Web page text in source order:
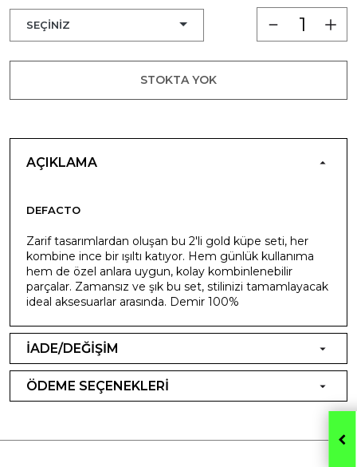
STOKTA YOK
AÇIKLAMA
DEFACTO
Zarif tasarımlardan oluşan bu 2'li gold küpe seti, her
kombine ince bir ışıltı katıyor. Hem günlük kullanıma
hem de özel anlara uygun, kolay kombinlenebilir
parçalar. Zamansız ve şık bu set, stilinizi tamamlayacak
ideal aksesuarlar arasında. Demir 100%
İADE/DEĞİŞİM
ÖDEME SEÇENEKLERİ